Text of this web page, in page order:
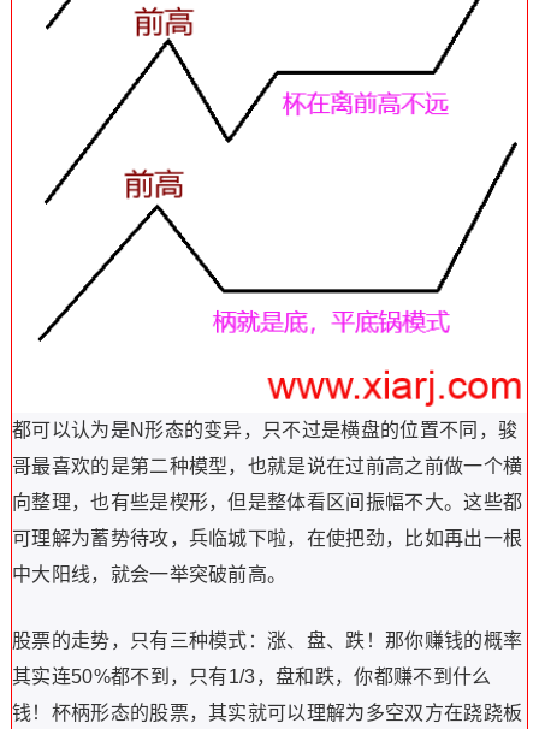
都可以认为是N形态的变异，只不过是横盘的位置不同，骏
哥最喜欢的是第二种模型，也就是说在过前高之前做一个横
向整理，也有些是楔形，但是整体看区间振幅不大。这些都
可理解为蓄势待攻，兵临城下啦，在使把劲，比如再出一根
中大阳线，就会一举突破前高。
股票的走势，只有三种模式：涨、盘、跌！那你赚钱的概率
其实连50%都不到，只有1/3，盘和跌，你都赚不到什么
钱！杯柄形态的股票，其实就可以理解为多空双方在跷跷板